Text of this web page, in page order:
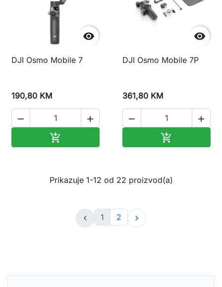

DJI Osmo Mobile 7
190,80 KM
 


DJI Osmo Mobile 7P
361,80 KM
 

Prikazuje 1-12 od 22 proizvod(a)
 1 2 